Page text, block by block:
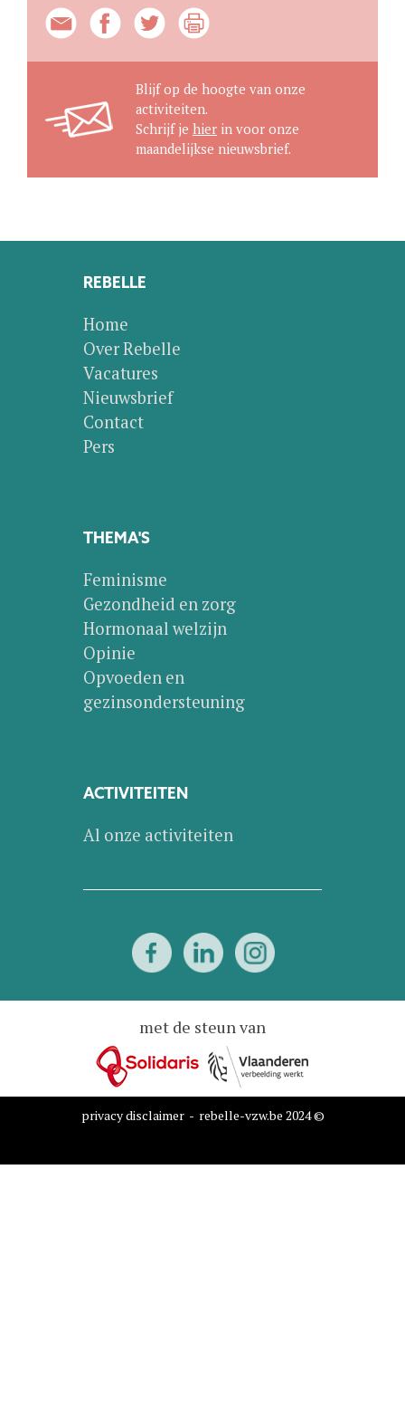
Blijf op de hoogte van onze
activiteiten.
Schrijf je hier in voor onze
maandelijkse nieuwsbrief.
REBELLE
Home
Over Rebelle
Vacatures
Nieuwsbrief
Contact
Pers
THEMA'S
Feminisme
Gezondheid en zorg
Hormonaal welzijn
Opinie
Opvoeden en
gezinsondersteuning
ACTIVITEITEN
Al onze activiteiten
met de steun van
privacy disclaimer- rebelle-vzw.be 2024 ©